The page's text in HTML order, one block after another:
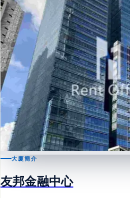
友邦金融中心
AIA Central
大廈簡介
友邦金融中心